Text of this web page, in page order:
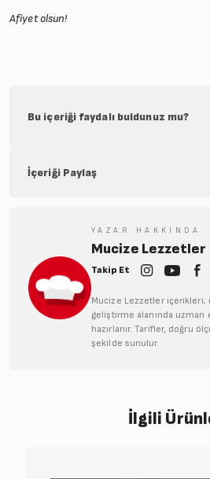
Afiyet olsun!
Bu içeriği faydalı buldunuz mu?
İçeriği Paylaş
YAZAR HAKKINDA
Mucize Lezzetler
Takip Et
Mucize Lezzetler
geliştirme alanında uzman
hazırlanır. Tarifler, doğru
şekilde sunulur.
İlgili